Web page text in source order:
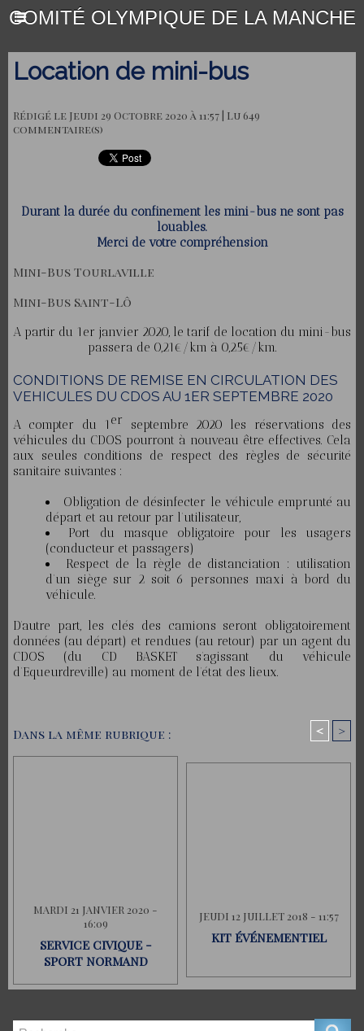
COMITÉ OLYMPIQUE DE LA MANCHE
Location de mini-bus
Rédigé le Jeudi 29 Octobre 2020 à 11:57 | Lu 649
commentaire(s)
Durant la durée du confinement les mini-bus ne sont pas
louables.
Merci de votre compréhension
Mini-Bus Tourlaville
Mini-Bus Saint-Lô
A partir du 1er janvier 2020, le tarif de location du mini-bus
passera de 0,21€/km à 0,25€/km.
CONDITIONS DE REMISE EN CIRCULATION DES
VEHICULES DU CDOS AU 1ER SEPTEMBRE 2020
A compter du 1 er septembre 2020 les réservations des
véhicules du CDOS pourront à nouveau être effectives. Cela
aux seules conditions de respect des règles de sécurité
sanitaire suivantes :
Obligation de désinfecter le véhicule emprunté au
départ et au retour par l’utilisateur,
Port du masque obligatoire pour les usagers
(conducteur et passagers)
Respect de la règle de distanciation : utilisation
d’un siège sur 2 soit 6 personnes maxi à bord du
véhicule.
D’autre part, les clés des camions seront obligatoirement
données (au départ) et rendues (au retour) par un agent du
CDOS (du CD BASKET s’agissant du véhicule
d’Equeurdreville) au moment de l’état des lieux.
Dans la même rubrique : < >
MARDI 21 JANVIER 2020 -
16:09
SERVICE CIVIQUE -
SPORT NORMAND
JEUDI 12 JUILLET 2018 - 11:57
KIT ÉVÉNEMENTIEL